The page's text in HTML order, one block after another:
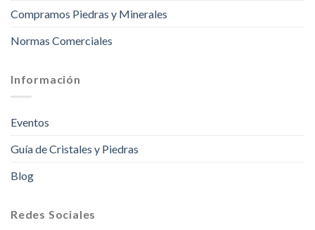
Compramos Piedras y Minerales
Normas Comerciales
Información
Eventos
Guía de Cristales y Piedras
Blog
Redes Sociales